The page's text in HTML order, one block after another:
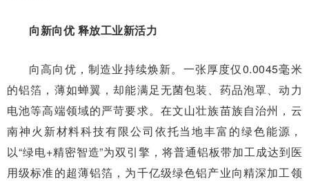
向新向优 释放工业新活力
向高向优，制造业持续焕新。一张厚度仅0.0045毫米
的铝箔，薄如蝉翼，却能满足无菌包装、药品泡罩、动力
电池等高端领域的严苛要求。在文山壮族苗族自治州，云
南神火新材料科技有限公司依托当地丰富的绿色能源，
以“绿电+精密智造”为双引擎，将普通铝板带加工成达到医
用级标准的超薄铝箔，为千亿级绿色铝产业向精深加工领